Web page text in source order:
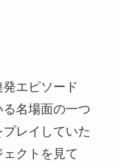
発エピソード
名場面の一つ
レイしていた
クトを見て